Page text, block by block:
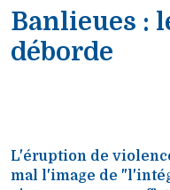
Banlieues :
déborde
L'éruption de
mal l'image de